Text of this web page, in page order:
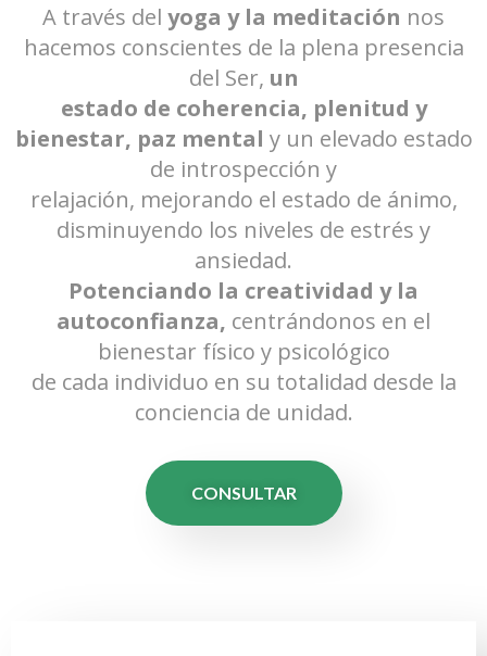
A través del yoga y la meditación nos
hacemos conscientes de la plena presencia
del Ser, un
estado de coherencia, plenitud y
bienestar, paz mental y un elevado estado
de introspección y
relajación, mejorando el estado de ánimo,
disminuyendo los niveles de estrés y
ansiedad.
Potenciando la creatividad y la
autoconfianza, centrándonos en el
bienestar físico y psicológico
de cada individuo en su totalidad desde la
conciencia de unidad.
CONSULTAR